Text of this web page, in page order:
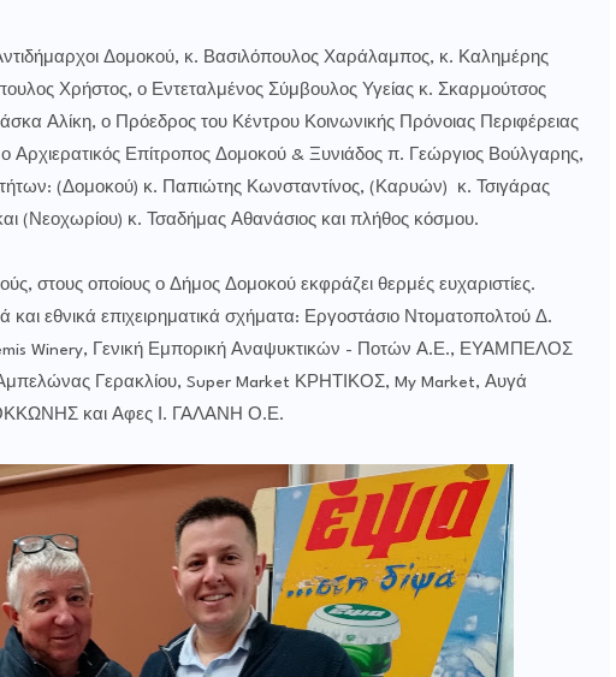
Δομοκού, κ. Βασιλόπουλος Χαράλαμπος, κ. Καλημέρης
Χρήστος, ο Εντεταλμένος Σύμβουλος Υγείας κ. Σκαρμούτσος
Αλίκη, ο Πρόεδρος του Κέντρου Κοινωνικής Πρόνοιας Περιφέρειας
Αρχιερατικός Επίτροπος Δομοκού & Ξυνιάδος π. Γεώργιος Βούλγαρης,
(Δομοκού) κ. Παπιώτης Κωνσταντίνος, (Καρυών) κ. Τσιγάρας
(Νεοχωρίου) κ. Τσαδήμας Αθανάσιος και πλήθος κόσμου.
στους οποίους ο Δήμος Δομοκού εκφράζει θερμές ευχαριστίες.
και εθνικά επιχειρηματικά σχήματα: Εργοστάσιο Ντοματοπολτού Δ.
Winery, Γενική Εμπορική Αναψυκτικών - Ποτών Α.Ε., ΕΥΑΜΠΕΛΟΣ
Γερακλίου, Super Market ΚΡΗΤΙΚΟΣ, My Market, Αυγά
και Αφες Ι. ΓΑΛΑΝΗ Ο.Ε.